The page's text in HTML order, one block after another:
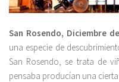
San Rosendo, Diciembre
una especie de
San Rosendo, se trata de
pensaba producían una